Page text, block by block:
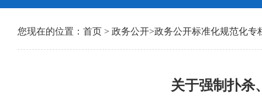
您现在的位置： 首页 > 政务公开>政务公开标准化规范化专
关于强制扑杀